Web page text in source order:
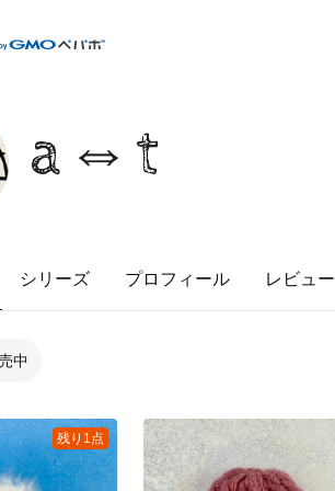
a⇔t
シリーズ プロフィール レビュー
中
残り1点